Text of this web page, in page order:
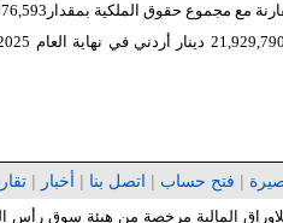
| فتح حساب | اتصل بنا | أخبار |
المالية مرخصة من هيئة سوق رأس